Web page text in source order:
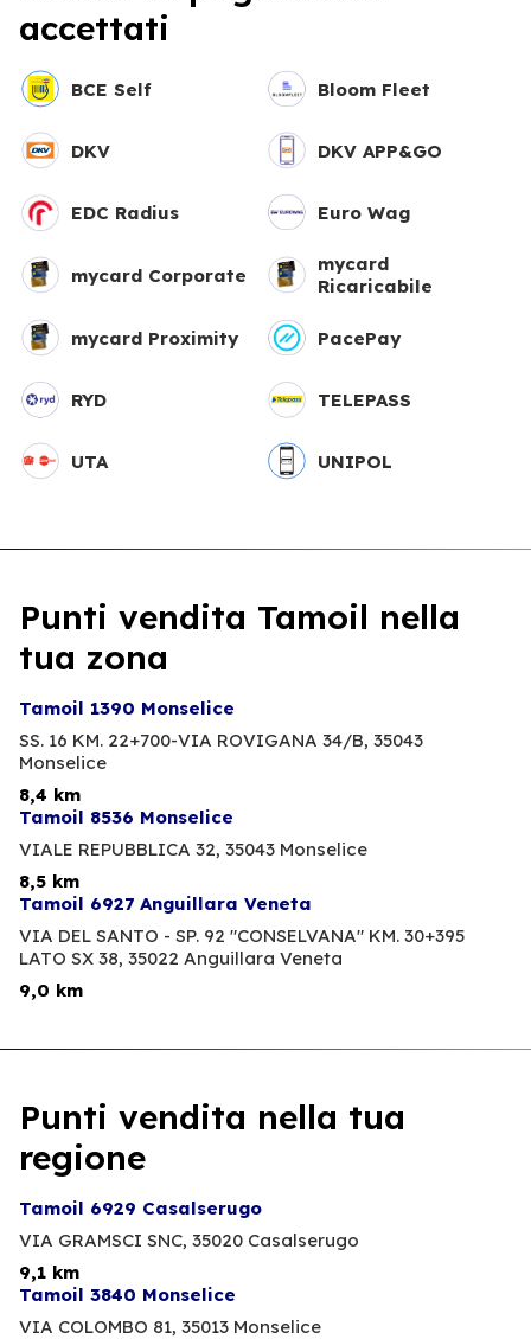
accettati
BCE Self Bloom Fleet
DKV DKV APP&GO
EDC Radius Euro Wag
mycard Corporate
mycard
Ricaricabile
mycard Proximity PacePay
RYD TELEPASS
UTA UNIPOL
Punti vendita Tamoil nella
tua zona
Tamoil 1390 Monselice
SS. 16 KM. 22+700-VIA ROVIGANA 34/B, 35043
Monselice
8,4 km
Tamoil 8536 Monselice
VIALE REPUBBLICA 32, 35043 Monselice
8,5 km
Tamoil 6927 Anguillara Veneta
VIA DEL SANTO - SP. 92 "CONSELVANA" KM. 30+395
LATO SX 38, 35022 Anguillara Veneta
9,0 km
Punti vendita nella tua
regione
Tamoil 6929 Casalserugo
VIA GRAMSCI SNC, 35020 Casalserugo
9,1 km
Tamoil 3840 Monselice
VIA COLOMBO 81, 35013 Monselice